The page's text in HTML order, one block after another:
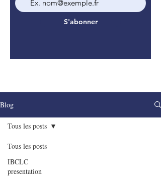
S'abonner
Blog
Tous les posts
IBCLC
presentation
Tous les posts